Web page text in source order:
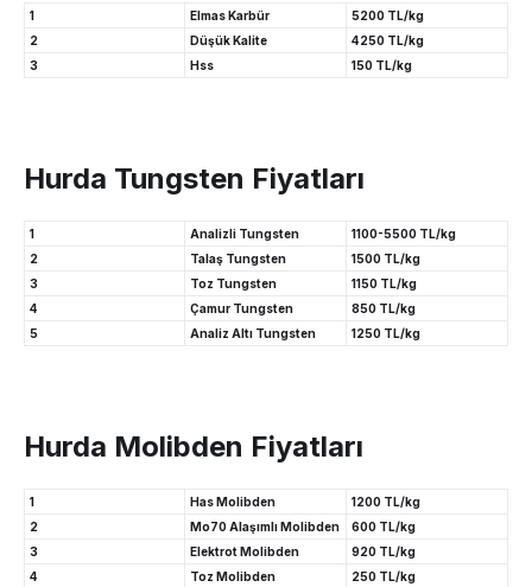
1 Elmas Karbür
5200 TL/kg
2
Düşük Kalite
4250 TL/kg
3
Hss 150 TL/kg
Hurda Tungsten Fiyatları
1 Analizli Tungsten
1100-5500 TL/kg
2
Talaş Tungsten
1500 TL/kg
3
Toz Tungsten
1150 TL/kg
4
Çamur Tungsten
850 TL/kg
5
Analiz Altı Tungsten 1250 TL/kg
Hurda Molibden Fiyatları
1 Has Molibden
1200 TL/kg
2
Mo70 Alaşımlı Molibden
600 TL/kg
3
Elektrot Molibden
920 TL/kg
4
Toz Molibden
250 TL/kg